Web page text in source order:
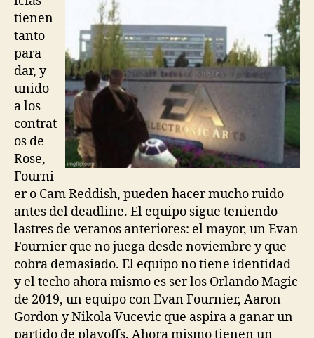
tienen
tanto
para
dar, y
unido
a los
contrat
os de
Rose,
Fourni
er o Cam Reddish, pueden hacer mucho ruido
antes del deadline. El equipo sigue teniendo
lastres de veranos anteriores: el mayor, un Evan
Fournier que no juega desde noviembre y que
cobra demasiado. El equipo no tiene identidad
y el techo ahora mismo es ser los Orlando Magic
de 2019, un equipo con Evan Fournier, Aaron
Gordon y Nikola Vucevic que aspira a ganar un
partido de playoffs. Ahora mismo tienen un